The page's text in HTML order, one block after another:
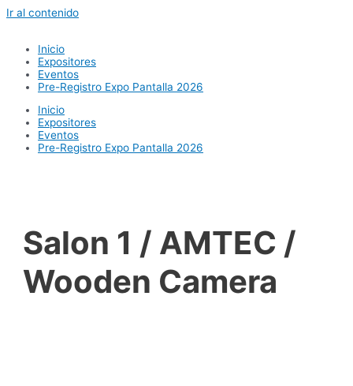
Ir al contenido
Inicio
Expositores
Eventos
Pre-Registro Expo Pantalla 2026
Inicio
Expositores
Eventos
Pre-Registro Expo Pantalla 2026
Salon 1 / AMTEC /
Wooden Camera